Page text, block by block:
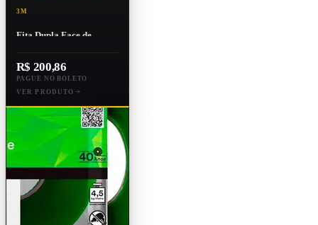
3M
Fita Dupla Face de
110wf 19mm X 20m
R$ 200,86
PAGUE NO BOLETO
VER PRODUTO